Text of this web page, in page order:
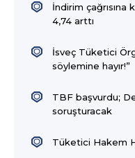
İndirim
4,74 arttı
İsveç Tüketici
söylemine hayır!”
TBF başvurdu;
soruşturacak
Tüketici Hakem